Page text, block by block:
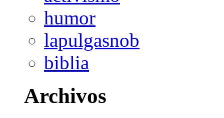
humor
lapulgasnob
biblia
Archivos